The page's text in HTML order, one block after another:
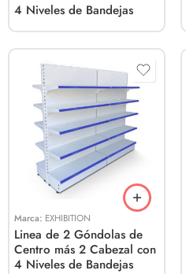
4 Niveles de Bandejas
Marca: EXHIBITION
Linea de 2 Góndolas de
Centro más 2 Cabezal con
4 Niveles de Bandejas